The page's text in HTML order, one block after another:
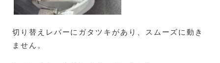
切り替えレバーにガタツキがあり、スムーズに動き
ません。